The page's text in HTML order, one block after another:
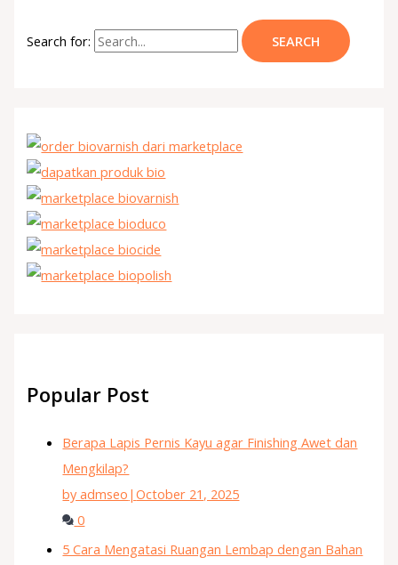
Search for:
Popular Post
Berapa Lapis Pernis Kayu agar Finishing Awet dan
Mengkilap?
by admseo |October 21, 2025
0
5 Cara Mengatasi Ruangan Lembap dengan Bahan